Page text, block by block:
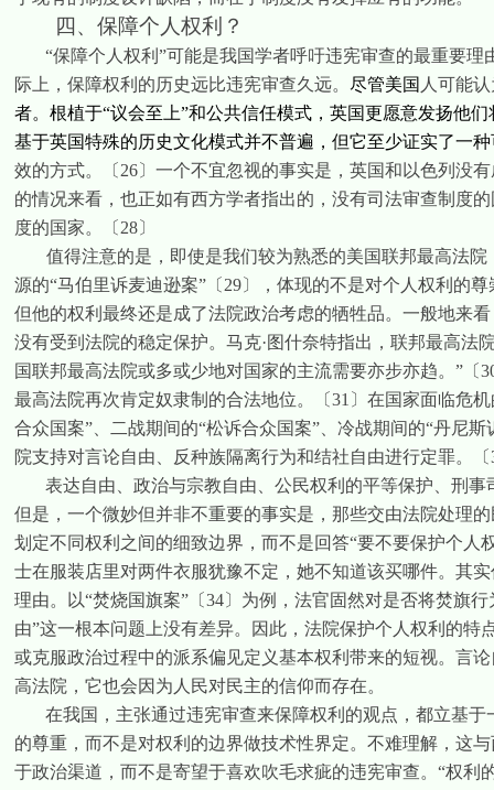
四、保障个人权利？
“保障个人权利”可能是我国学者呼吁违宪审查的最重要
际上，保障权利的历史远比违宪审查久远。 尽管美国 人可能
者。根植于“议会至上”和公共信任模式，英国更愿意发扬他
基于英国特殊的历史文化模式并不普遍，但它至少证实了一
效的方式。
〔 26〕 一个不宜忽视的事实是，英国和以色列没
的情况来看，也正如有西方学者指出的，没有司法审查制度
度的国家。
〔 28〕
值得注意的是，即使是我们较为熟悉的美国联邦最高法
源的“马伯里诉麦迪逊案”〔 29〕
，体现的不是对个人权利的
但他的权利最终还是成了法院政治考虑的牺牲品。一般地来看
没有受到法院的稳定保护。马克·图什奈特指出，联邦最高法
国联邦最高法院或多或少地对国家的主流需要亦步亦趋。”〔
最高法院再次肯定奴隶制的合法地位。
〔31 〕 在国家面临危
合众国案”、 二战期间的“松诉合众国案”、冷战期间的“丹尼斯
院支持对言论自由、反种族隔离行为和结社自由进行定罪。
〔
表达自由、政治与宗教自由、公民权利的平等保护、刑
但是，一个微妙但并非不重要的事实是，那些交由法院处理
划定不同权利之间的细致边界，而不是回答“要不要保护个
士在服装店里对两件衣服犹豫不定，她不知道该买哪件。其
理由。以“焚烧国旗案”〔34〕 为例，法官固然对是否将焚旗
由”这一根本问题上没有差异。因此，法院保护个人权利的
或克服政治过程中的派系偏见定义基本权利带来的短视。言
高法院，它也会因为人民对民主的信仰而存在。
在我国，主张通过违宪审查来保障权利的观点，都立基
的尊重，而不是对权利的边界做技术性界定。不难理解，这
于政治渠道，而不是寄望于喜欢吹毛求疵的违宪审查。“权